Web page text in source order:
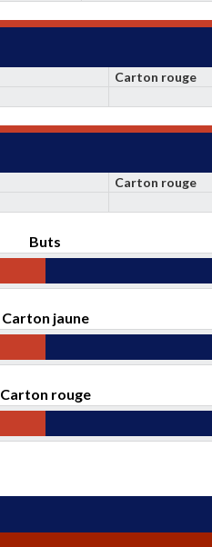
Carton rouge
Carton rouge
Buts
Carton jaune
Carton rouge